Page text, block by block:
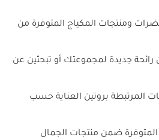
ومنتجات المكياج المتوفرة من
رائحة جديدة لمجموعتك أو تبحثين عن
المرتبطة بروتين العناية حسب
ضمن منتجات الجمال